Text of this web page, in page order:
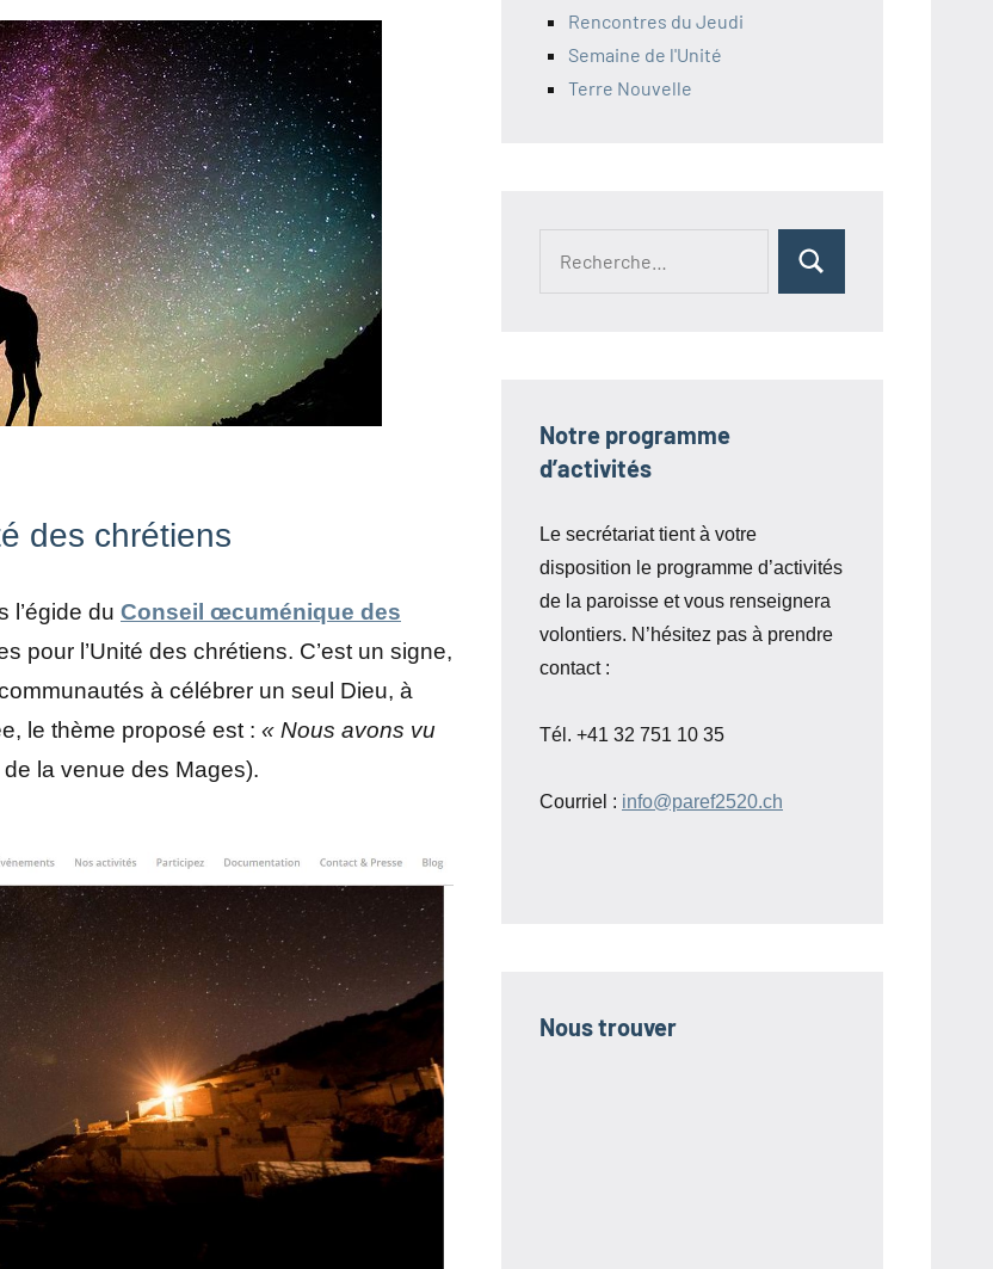
des chrétiens
l’égide du Conseil œcuménique des
pour l’Unité des chrétiens. C’est un signe,
à célébrer un seul Dieu, à
le thème proposé est : « Nous avons vu
de la venue des Mages).
Rencontres du Jeudi
Semaine de l'Unité
Terre Nouvelle
Rechercher
Notre programme
d’activités
Le secrétariat tient à votre
disposition le programme d’activités
de la paroisse et vous renseignera
volontiers. N’hésitez pas à prendre
contact :
Tél. +41 32 751 10 35
Courriel : info@paref2520.ch
Nous trouver